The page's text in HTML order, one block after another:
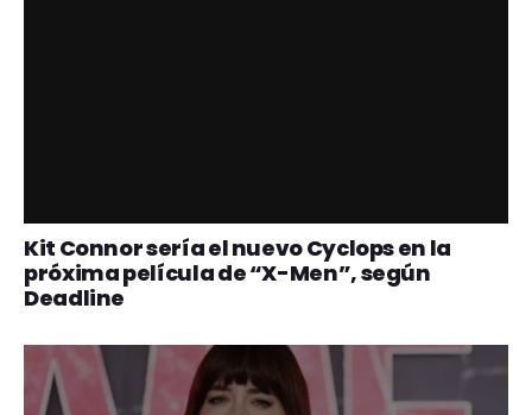
Kit Connor sería el nuevo Cyclops en la
próxima película de “X-Men”, según
Deadline